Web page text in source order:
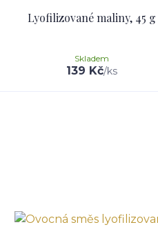
Lyofilizované maliny, 45 g
139 Kč/ks
Skladem